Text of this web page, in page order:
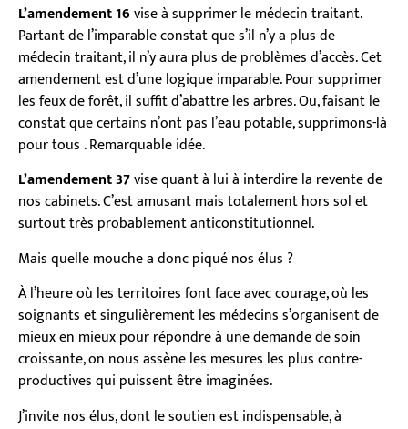
L’amendement 16vise à supprimer le médecin traitant.
Partant de l’imparable constat que s’il n’y a plus de
médecin traitant, il n’y aura plus de problèmes d’accès. Cet
amendement est d’une logique imparable. Pour supprimer
les feux de forêt, il suffit d’abattre les arbres. Ou, faisant le
constat que certains n’ont pas l’eau potable, supprimons-là
pour tous . Remarquable idée.
L’amendement 37vise quant à lui à interdire la revente de
nos cabinets. C’est amusant mais totalement hors sol et
surtout très probablement anticonstitutionnel.
Mais quelle mouche a donc piqué nos élus ?
À l’heure où les territoires font face avec courage, où les
soignants et singulièrement les médecins s’organisent de
mieux en mieux pour répondre à une demande de soin
croissante, on nous assène les mesures les plus contre-
productives qui puissent être imaginées.
J’invite nos élus, dont le soutien est indispensable, à